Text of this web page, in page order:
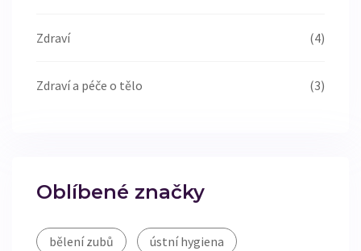
Zdraví (4)
Zdraví a péče o tělo (3)
Oblíbené značky
bělení zubů ústní hygiena